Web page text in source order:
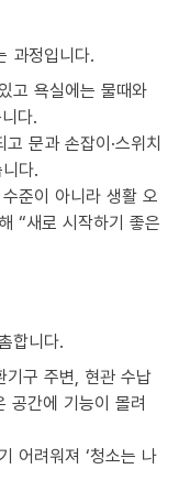
과정입니다.
고 욕실에는 물때와
다.
문과 손잡이·스위치
다.
준이 아니라 생활 오
“새로 시작하기 좋은
합니다.
기구 주변, 현관 수납
공간에 기능이 몰려
어려워져 ‘청소는 나